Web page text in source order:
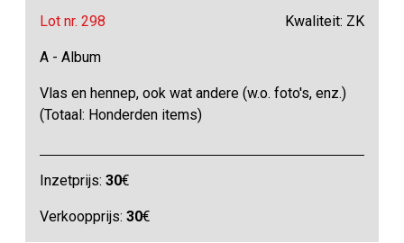
Lot nr. 298 Kwaliteit: ZK
A - Album
Vlas en hennep, ook wat andere (w.o. foto's, enz.)
(Totaal: Honderden items)
Inzetprijs:30€
Verkoopprijs:30€